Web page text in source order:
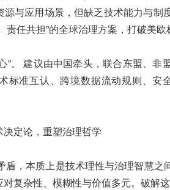
与应用场景，但缺乏技术能力与
责任共担”的全球治理方案，打破美
”。 建议由中国牵头，联合东盟、
标准互认、跨境数据流动规则、安
定论，重塑治理哲学
盾，本质上是技术理性与治理智慧
复杂性、模糊性与价值多元。破解